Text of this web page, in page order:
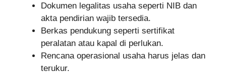
Dokumen legalitas usaha seperti NIB dan
akta pendirian wajib tersedia.
Berkas pendukung seperti sertifikat
peralatan atau kapal di perlukan.
Rencana operasional usaha harus jelas dan
terukur.